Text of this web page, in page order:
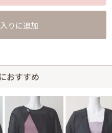
りに追加
おすすめ